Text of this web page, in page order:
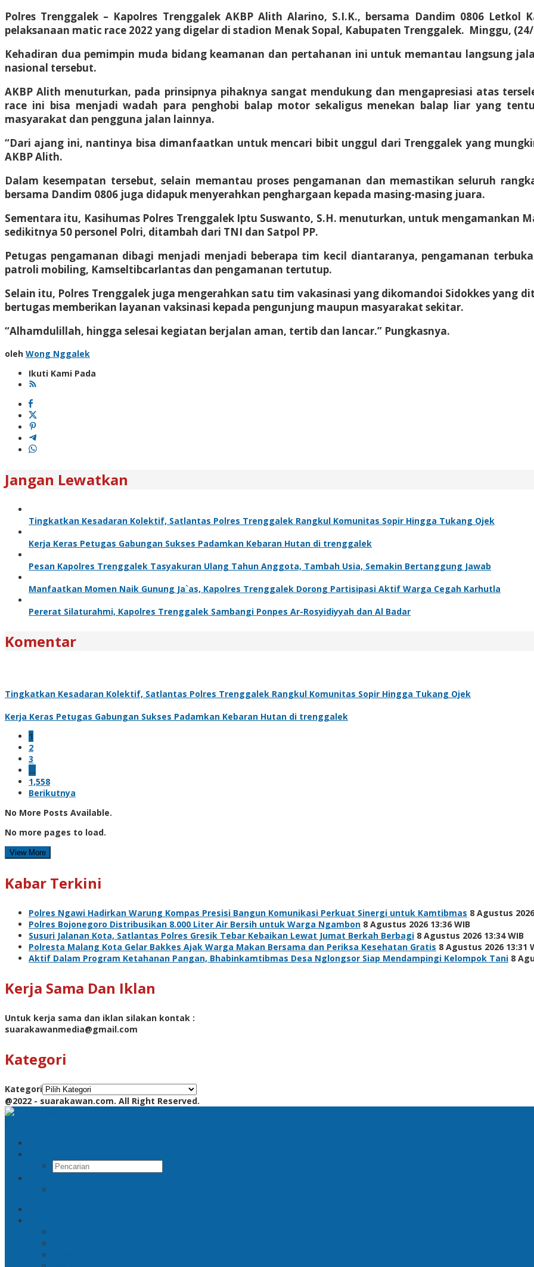
Polres Trenggalek – Kapolres Trenggalek AKBP Alith Alarino, S.I.K., bersama Dandim 0806 Letkol
pelaksanaan matic race 2022 yang digelar di stadion Menak Sopal, Kabupaten Trenggalek. Minggu,
Kehadiran dua pemimpin muda bidang keamanan dan pertahanan ini untuk memantau langsung
nasional tersebut.
AKBP Alith menuturkan, pada prinsipnya pihaknya sangat mendukung dan mengapresiasi atas
race ini bisa menjadi wadah para penghobi balap motor sekaligus menekan balap liar yang
masyarakat dan pengguna jalan lainnya.
“Dari ajang ini, nantinya bisa dimanfaatkan untuk mencari bibit unggul dari Trenggalek yang
AKBP Alith.
Dalam kesempatan tersebut, selain memantau proses pengamanan dan memastikan seluruh
bersama Dandim 0806 juga didapuk menyerahkan penghargaan kepada masing-masing juara.
Sementara itu, Kasihumas Polres Trenggalek Iptu Suswanto, S.H. menuturkan, untuk mengamankan
sedikitnya 50 personel Polri, ditambah dari TNI dan Satpol PP.
Petugas pengamanan dibagi menjadi menjadi beberapa tim kecil diantaranya, pengamanan
patroli mobiling, Kamseltibcarlantas dan pengamanan tertutup.
Selain itu, Polres Trenggalek juga mengerahkan satu tim vakasinasi yang dikomandoi Sidokkes yang
bertugas memberikan layanan vaksinasi kepada pengunjung maupun masyarakat sekitar.
“Alhamdulillah, hingga selesai kegiatan berjalan aman, tertib dan lancar.” Pungkasnya.
oleh Wong Nggalek
Ikuti Kami Pada
Jangan Lewatkan
Tingkatkan Kesadaran Kolektif, Satlantas Polres Trenggalek Rangkul Komunitas Sopir Hingga Tukang Ojek
Kerja Keras Petugas Gabungan Sukses Padamkan Kebaran Hutan di trenggalek
Pesan Kapolres Trenggalek Tasyakuran Ulang Tahun Anggota, Tambah Usia, Semakin Bertanggung Jawab
Manfaatkan Momen Naik Gunung Ja`as, Kapolres Trenggalek Dorong Partisipasi Aktif Warga Cegah Karhutla
Pererat Silaturahmi, Kapolres Trenggalek Sambangi Ponpes Ar-Rosyidiyyah dan Al Badar
Komentar
Tingkatkan Kesadaran Kolektif, Satlantas Polres Trenggalek Rangkul Komunitas Sopir Hingga Tukang Ojek
Kerja Keras Petugas Gabungan Sukses Padamkan Kebaran Hutan di trenggalek
1
2
3
…
1,558
Berikutnya
No More Posts Available.
No more pages to load.
View More
Kabar Terkini
Polres Ngawi Hadirkan Warung Kompas Presisi Bangun Komunikasi Perkuat Sinergi untuk Kamtibmas 8 Agustus
Polres Bojonegoro Distribusikan 8.000 Liter Air Bersih untuk Warga Ngambon 8 Agustus 2026 13:36 WIB
Susuri Jalanan Kota, Satlantas Polres Gresik Tebar Kebaikan Lewat Jumat Berkah Berbagi 8 Agustus 2026 13:34 WIB
Polresta Malang Kota Gelar Bakkes Ajak Warga Makan Bersama dan Periksa Kesehatan Gratis 8 Agustus 2026 13:31
Aktif Dalam Program Ketahanan Pangan, Bhabinkamtibmas Desa Nglongsor Siap Mendampingi Kelompok Tani 8
Kerja Sama Dan Iklan
Untuk kerja sama dan iklan silakan kontak :
suarakawanmedia@gmail.com
Kategori
Kategori
@2022 - suarakawan.com. All Right Reserved.